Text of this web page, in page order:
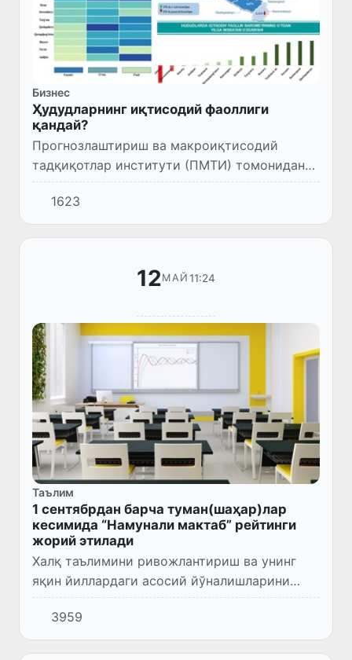
Бизнес
Ҳудудларнинг иқтисодий фаоллиги
қандай?
Прогнозлаштириш ва макроиқтисодий
тадқиқотлар институти (ПМТИ) томонидан
Ўзбекистон ҳудудларидаги Иқтисодий
фаоллик барометри (ИФБ) баҳоланди.
1623
12МАЙ 11:24
Таълим
1 сентябрдан барча туман(шаҳар)лар
кесимида “Намунали мактаб” рейтинги
жорий этилади
Халқ таълимини ривожлантириш ва унинг
яқин йиллардаги асосий йўналишларини
белгилаб берадиган иккита муҳим ҳужжат
Ўзбекистон Республикаси Президентининг
“2022–2026 йилларда халқ та...
3959